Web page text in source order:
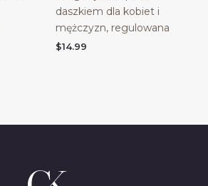
daszkiem dla kobiet i
mężczyzn, regulowana
$14.99